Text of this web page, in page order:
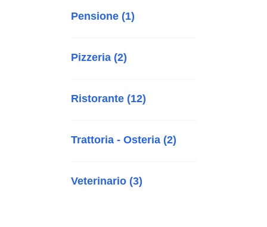
Pensione (1)
Pizzeria (2)
Ristorante (12)
Trattoria - Osteria (2)
Veterinario (3)